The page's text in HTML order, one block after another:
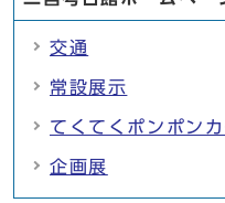
交通
常設展示
てくてくポンポン
企画展